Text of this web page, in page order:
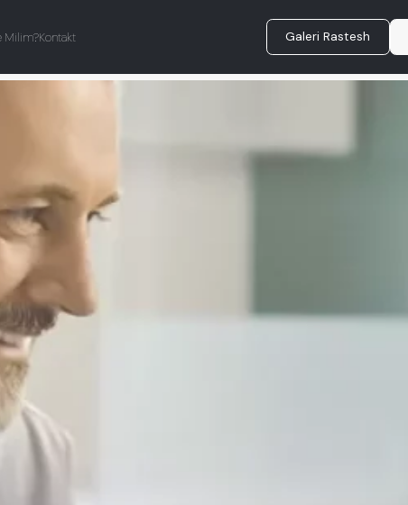
Milim?Kontakt Galeri Rastesh